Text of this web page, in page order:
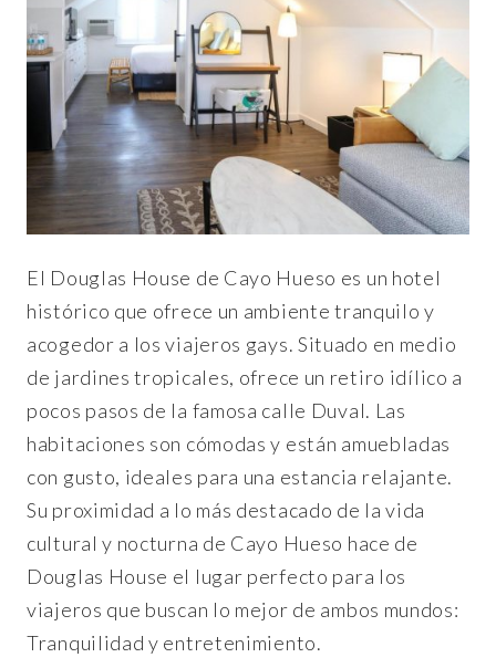
El Douglas House de Cayo Hueso es un hotel
histórico que ofrece un ambiente tranquilo y
acogedor a los viajeros gays. Situado en medio
de jardines tropicales, ofrece un retiro idílico a
pocos pasos de la famosa calle Duval. Las
habitaciones son cómodas y están amuebladas
con gusto, ideales para una estancia relajante.
Su proximidad a lo más destacado de la vida
cultural y nocturna de Cayo Hueso hace de
Douglas House el lugar perfecto para los
viajeros que buscan lo mejor de ambos mundos:
Tranquilidad y entretenimiento.